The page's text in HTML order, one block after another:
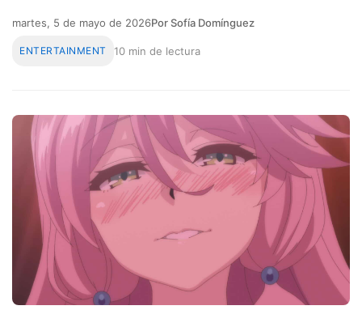
martes, 5 de mayo de 2026Por Sofía Domínguez
ENTERTAINMENT 10 min de lectura